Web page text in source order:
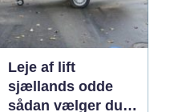
Leje af lift
sjællands odde
sådan vælger du